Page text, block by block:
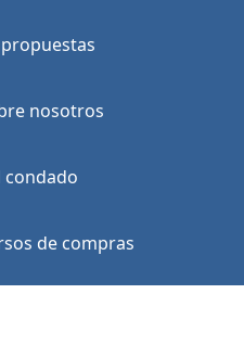
nosotros
condado
de compras